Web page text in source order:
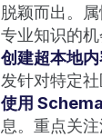
脱颖而出。
专业知识的机
创建超本地内
发针对特定
使用 Schema
息。重点关